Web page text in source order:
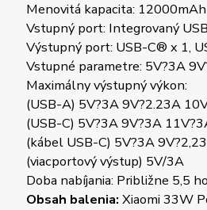
Menovitá kapacita:
Vstupný port: Integrovaný
Výstupný port: USB-C® x 1,
Vstupné parametre: 5V?3A
Maximálny výstupný výkon:
(USB-A) 5V?3A 9V?2.23A
(USB-C) 5V?3A 9V?3A
(kábel USB-C) 5V?3A
(viacportový výstup) 5V/3A
Doba nabíjania: Približne 5,5
Obsah balenia: Xiaomi 33W